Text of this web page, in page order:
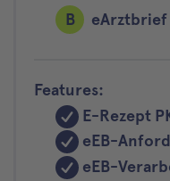
B
eArztbrief
Features:
E-Rezept
eEB-
eEB-